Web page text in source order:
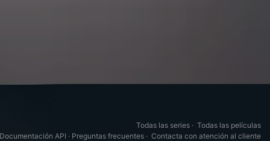
Todas las series · Todas las películas
Documentación API · Preguntas frecuentes · Contacta con atención al cliente